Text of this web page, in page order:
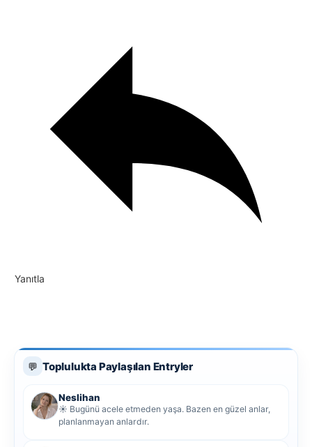
Yanıtla
💬 Toplulukta Paylaşılan Entryler
Neslihan
☀️ Bugünü acele etmeden yaşa. Bazen en güzel anlar,
planlanmayan anlardır.